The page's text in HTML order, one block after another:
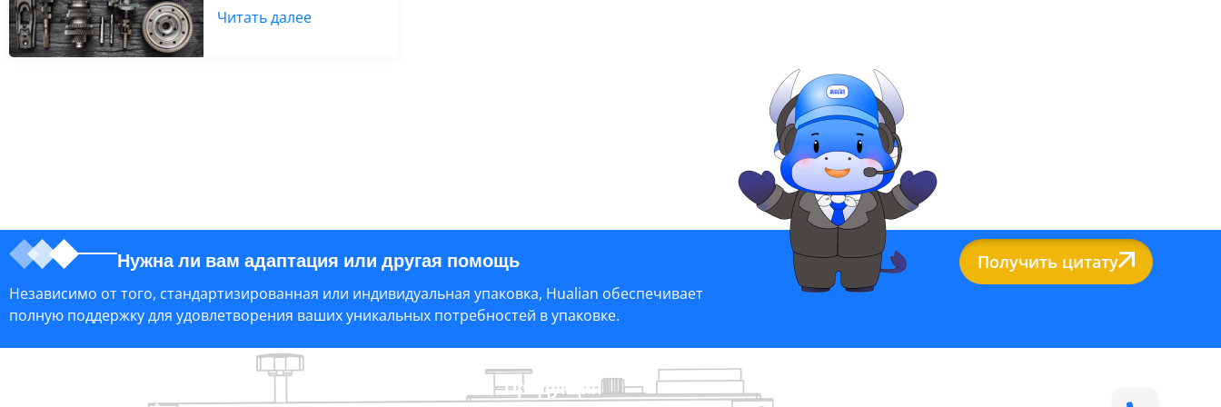
Читать далее
Нужна ли вам адаптация или другая помощь
Независимо от того, стандартизированная или индивидуальная упаковка, Hualian обеспечивает
полную поддержку для удовлетворения ваших уникальных потребностей в упаковке.
Получить цитату
Продукция